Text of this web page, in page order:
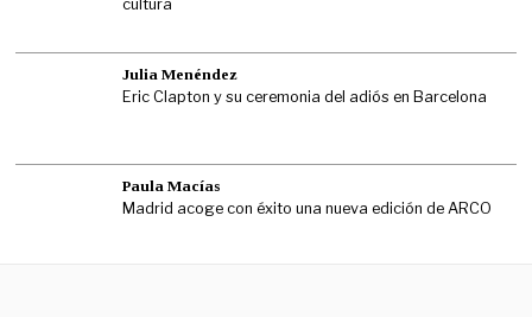
cultura
Julia Menéndez
Eric Clapton y su ceremonia del adiós en Barcelona
Paula Macías
Madrid acoge con éxito una nueva edición de ARCO